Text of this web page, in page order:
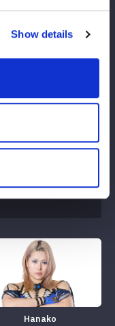
Show details
Hanako